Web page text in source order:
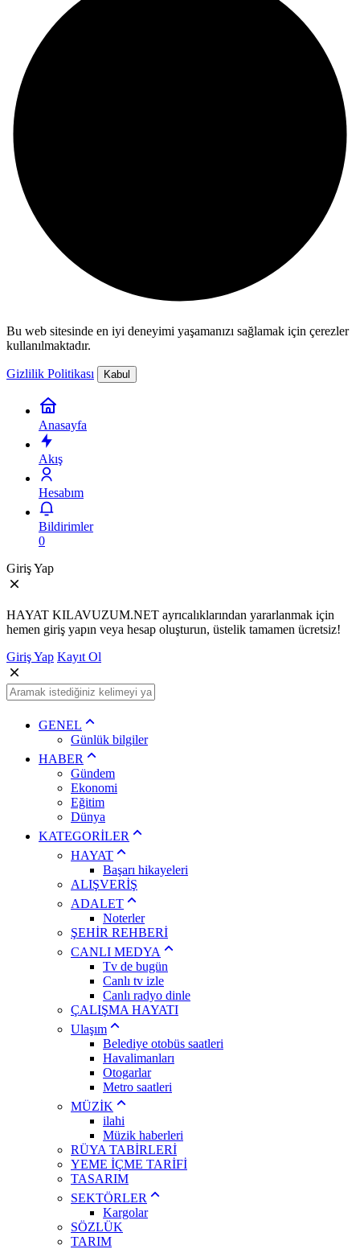
Bu web sitesinde en iyi deneyimi yaşamanızı sağlamak için çerezler
kullanılmaktadır.
Gizlilik Politikası Kabul
Anasayfa
Akış
Hesabım
Bildirimler
0
Giriş Yap
HAYAT KILAVUZUM.NET ayrıcalıklarından yararlanmak için
hemen giriş yapın veya hesap oluşturun, üstelik tamamen ücretsiz!
Giriş Yap Kayıt Ol
GENEL
Günlük bilgiler
HABER
Gündem
Ekonomi
Eğitim
Dünya
KATEGORİLER
HAYAT
Başarı hikayeleri
ALIŞVERİŞ
ADALET
Noterler
ŞEHİR REHBERİ
CANLI MEDYA
Tv de bugün
Canlı tv izle
Canlı radyo dinle
ÇALIŞMA HAYATI
Ulaşım
Belediye otobüs saatleri
Havalimanları
Otogarlar
Metro saatleri
MÜZİK
ilahi
Müzik haberleri
RÜYA TABİRLERİ
YEME İÇME TARİFİ
TASARIM
SEKTÖRLER
Kargolar
SÖZLÜK
TARIM